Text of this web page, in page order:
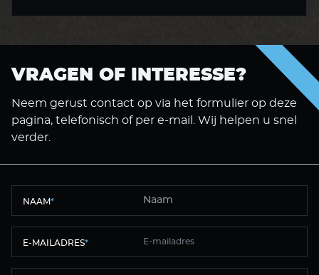
VRAGEN OF INTERESSE?
Neem gerust contact op via het formulier op deze
pagina, telefonisch of per e-mail. Wij helpen u snel
verder.
NAAM*
E-MAILADRES*